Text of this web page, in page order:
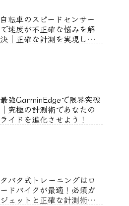
自転車のスピードセンサー
で速度が不正確な悩みを解
決｜正確な計測を実現しよ
最強GarminEdgeで限界突破
｜究極の計測術であなたの
ライドを進化させよう！
タバタ式トレーニングはロ
ードバイクが最適！必須ガ
ジェットと正確な計測術を